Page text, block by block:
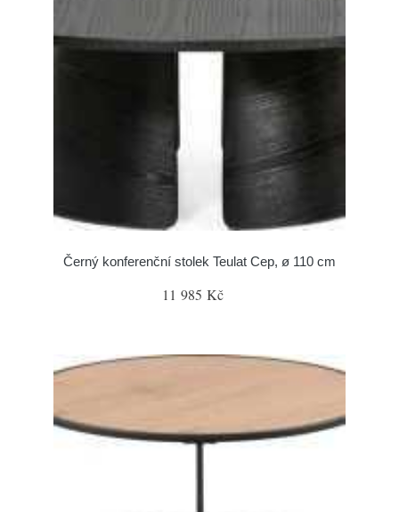
Černý konferenční stolek Teulat Cep, ø 110 cm
11 985 Kč